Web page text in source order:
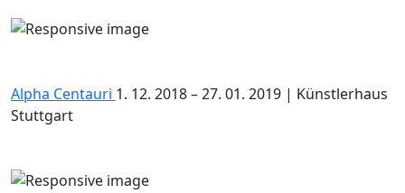
Alpha Centauri 1. 12. 2018 – 27. 01. 2019 | Künstlerhaus
Stuttgart